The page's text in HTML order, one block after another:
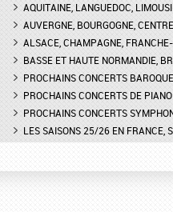
AQUITAINE, LANGUEDOC,
AUVERGNE, BOURGOGNE, CENTRE
ALSACE, CHAMPAGNE,
BASSE ET HAUTE NORMANDIE,
PROCHAINS CONCERTS
PROCHAINS CONCERTS DE PIANO
PROCHAINS CONCERTS
LES SAISONS 25/26 EN FRANCE,